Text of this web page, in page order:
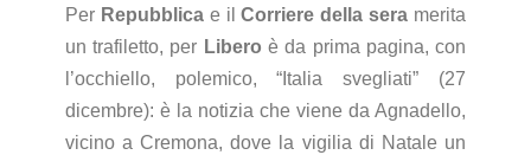
Per Repubblicae ilCorriere della sera merita
un trafiletto, per Libero è da prima pagina, con
l’occhiello, polemico, “Italia svegliati” (27
dicembre): è la notizia che viene da Agnadello,
vicino a Cremona, dove la vigilia di Natale un